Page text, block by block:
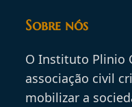
Sobre nós
O Instituto Plinio
associação civil
mobilizar a